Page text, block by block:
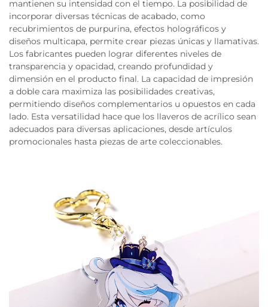
mantienen su intensidad con el tiempo. La posibilidad de
incorporar diversas técnicas de acabado, como
recubrimientos de purpurina, efectos holográficos y
diseños multicapa, permite crear piezas únicas y llamativas.
Los fabricantes pueden lograr diferentes niveles de
transparencia y opacidad, creando profundidad y
dimensión en el producto final. La capacidad de impresión
a doble cara maximiza las posibilidades creativas,
permitiendo diseños complementarios u opuestos en cada
lado. Esta versatilidad hace que los llaveros de acrílico sean
adecuados para diversas aplicaciones, desde artículos
promocionales hasta piezas de arte coleccionables.